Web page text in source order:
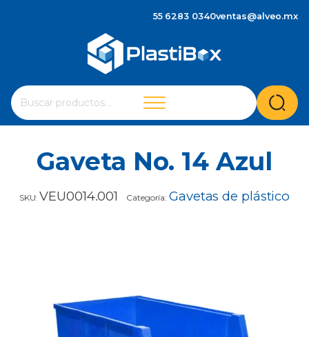
55 6283 0340ventas@alveo.mx
Buscar
por:
Cuando hay resultados autocompletados, puedes
Gaveta No. 14 Azul
SKU: VEU0014.001 Categoría:Gavetas de plástico